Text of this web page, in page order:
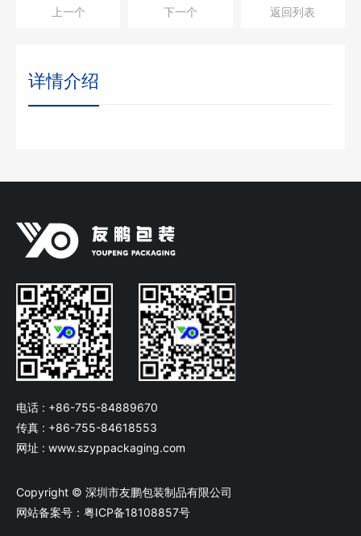
上一个 下一个 返回列表
详情介绍
电话 : +86-755-84889670
传真 : +86-755-84618553
网址 : www.szyppackaging.com
Copyright © 深圳市友鹏包装制品有限公司
网站备案号：粤ICP备18108857号